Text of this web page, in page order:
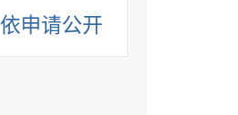
依申请公开